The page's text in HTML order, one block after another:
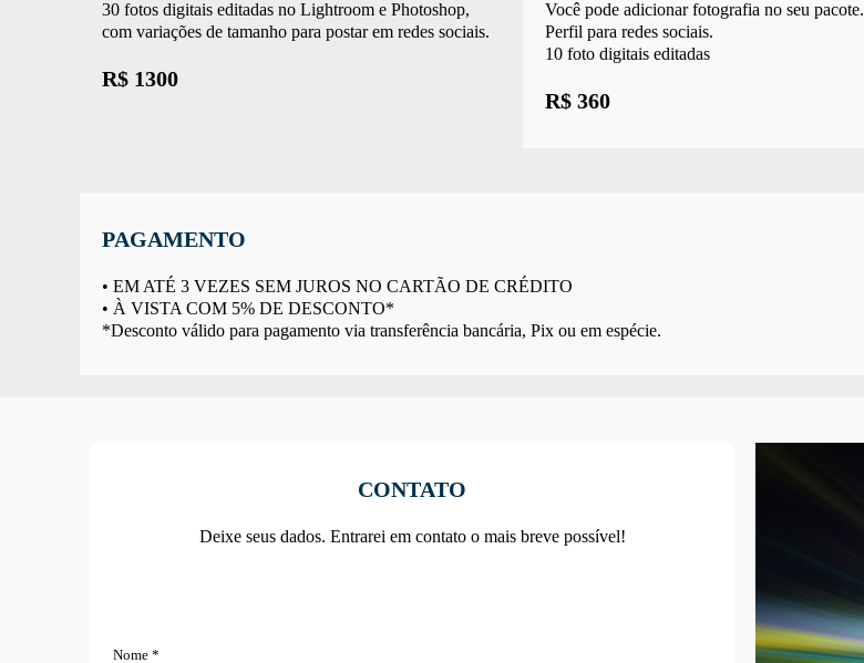
30 fotos digitais editadas no Lightroom e Photoshop,
com variações de tamanho para postar em redes sociais.
R$ 1300
Você pode adicionar fotografia no seu pacote.
Perfil para redes sociais.
10 foto digitais editadas
R$ 360
PAGAMENTO
• EM ATÉ 3 VEZES SEM JUROS NO CARTÃO DE CRÉDITO
• À VISTA COM 5% DE DESCONTO*
*Desconto válido para pagamento via transferência bancária, Pix ou em espécie.
CONTATO
Deixe seus dados. Entrarei em contato o mais breve possível!
Nome *